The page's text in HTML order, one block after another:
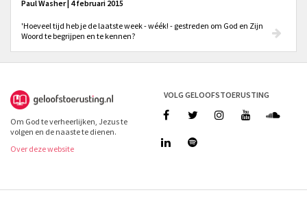
Paul Washer | 4 februari 2015
'Hoeveel tijd heb je de laatste week - wéék! - gestreden om God en Zijn
Woord te begrijpen en te kennen?
Om God te verheerlijken, Jezus te
volgen en de naaste te dienen.
Over deze website
VOLG GELOOFSTOERUSTING